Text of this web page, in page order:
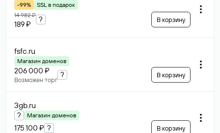
-99%
SSL в подарок
14 982 ₽
189 ₽
? В корзину
fsfc.ru
Магазин доменов
206 000 ₽
Возможен торг
? В корзину
3gb.ru
? Магазин доменов
175 100 ₽ ? В корзину